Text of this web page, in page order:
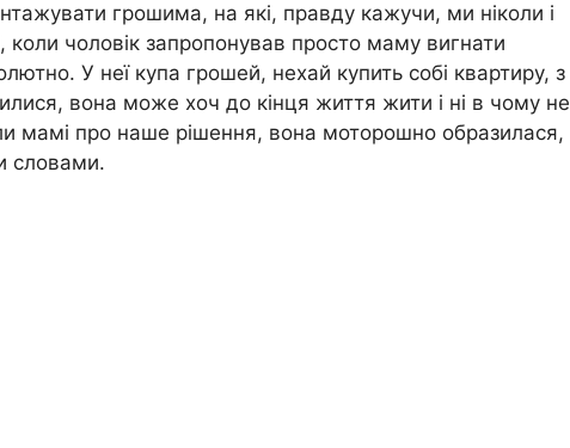
грошима, на які, правду кажучи, ми ніколи і
коли чоловік запропонував просто маму вигнати
У неї купа грошей, нехай купить собі квартиру, з
вона може хоч до кінця життя жити і ні в чому не
мамі про наше рішення, вона моторошно образилася,
словами.